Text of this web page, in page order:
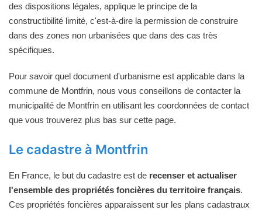
des dispositions légales, applique le principe de la
constructibilité limité, c'est-à-dire la permission de construire
dans des zones non urbanisées que dans des cas très
spécifiques.
Pour savoir quel document d'urbanisme est applicable dans la
commune de Montfrin, nous vous conseillons de contacter la
municipalité de Montfrin en utilisant les coordonnées de contact
que vous trouverez plus bas sur cette page.
Le cadastre à Montfrin
En France, le but du cadastre est de recenser et actualiser
l'ensemble des propriétés foncières du territoire français.
Ces propriétés foncières apparaissent sur les plans cadastraux